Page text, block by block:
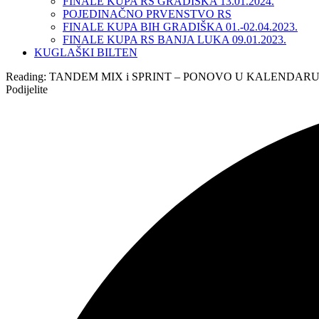
POJEDINAČNO PRVENSTVO RS
FINALE KUPA BIH GRADIŠKA 01.-02.04.2023.
FINALE KUPA RS BANJA LUKA 09.01.2023.
KUGLAŠKI BILTEN
Reading: TANDEM MIX i SPRINT – PONOVO U
Podijelite